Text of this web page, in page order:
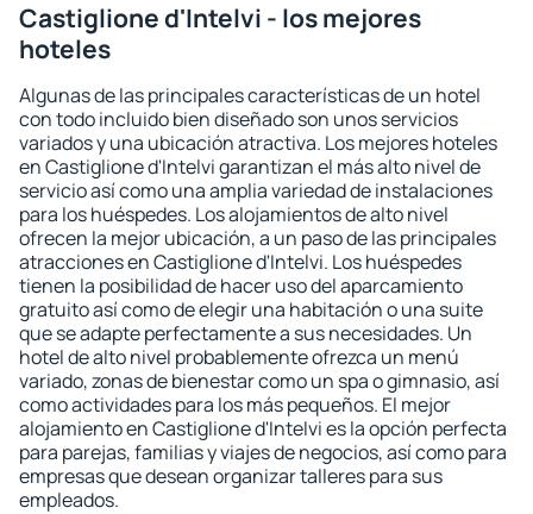
Castiglione d'Intelvi - los mejores
hoteles
Algunas de las principales características de un hotel
con todo incluido bien diseñado son unos servicios
variados y una ubicación atractiva. Los mejores hoteles
en Castiglione d'Intelvi garantizan el más alto nivel de
servicio así como una amplia variedad de instalaciones
para los huéspedes. Los alojamientos de alto nivel
ofrecen la mejor ubicación, a un paso de las principales
atracciones en Castiglione d'Intelvi. Los huéspedes
tienen la posibilidad de hacer uso del aparcamiento
gratuito así como de elegir una habitación o una suite
que se adapte perfectamente a sus necesidades. Un
hotel de alto nivel probablemente ofrezca un menú
variado, zonas de bienestar como un spa o gimnasio, así
como actividades para los más pequeños. El mejor
alojamiento en Castiglione d'Intelvi es la opción perfecta
para parejas, familias y viajes de negocios, así como para
empresas que desean organizar talleres para sus
empleados.